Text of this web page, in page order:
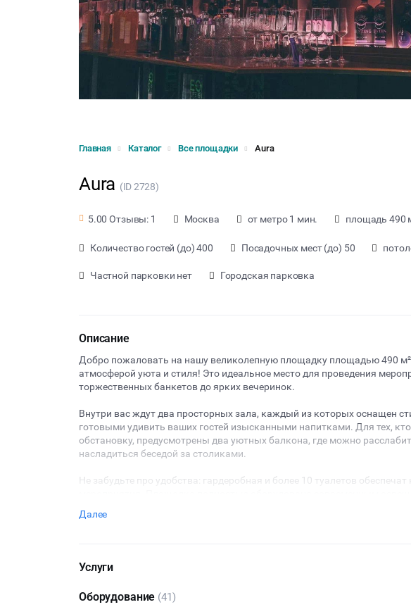
Главная Каталог Все площадки Aura
Aura (ID 2728)
5.00 Отзывы: 1 Москва от метро 1 мин. площадь 490
Количество гостей (до) 400 Посадочных мест (до) 50
Частной парковки нет Городская парковка
Описание
Добро пожаловать на нашу великолепную площадку площадью 490
атмосферой уюта и стиля! Это идеальное место для проведения
торжественных банкетов до ярких вечеринок.
Внутри вас ждут два просторных зала, каждый из которых оснащен
готовыми удивить ваших гостей изысканными напитками. Для тех,
обстановку, предусмотрены два уютных балкона, где можно
насладиться беседой за столиками.
Не забудьте про удобства: гардеробная и более 10 туалетов
шедевры для ваших гостей.
мероприятия за дополнительную плату. И, конечно, не упустите
видом на ЦУМ, который станет изюминкой вашего события.
Приходите и создайте незабываемые моменты в нашем уникальном
Далее
Услуги
Оборудование (41)